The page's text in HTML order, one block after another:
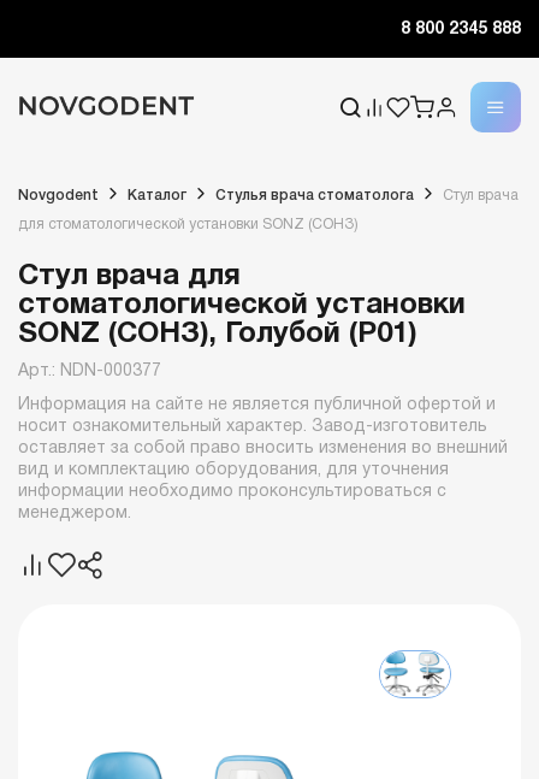
8 800 2345 888
Novgodent Каталог Стулья врача стоматолога Стул врача
для стоматологической установки SONZ (СОНЗ)
Стул врача для
стоматологической установки
SONZ (СОНЗ), Голубой (P01)
Арт.: NDN-000377
Информация на сайте не является публичной офертой и
носит ознакомительный характер. Завод-изготовитель
оставляет за собой право вносить изменения во внешний
вид и комплектацию оборудования, для уточнения
информации необходимо проконсультироваться с
менеджером.